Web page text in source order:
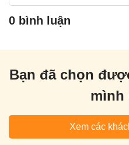
0 bình luận
Bạn đã chọn
mình
Xem các